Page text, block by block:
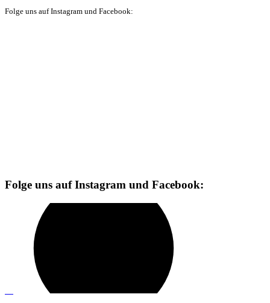
Folge uns auf Instagram und Facebook:
Folge uns auf Instagram und Facebook: